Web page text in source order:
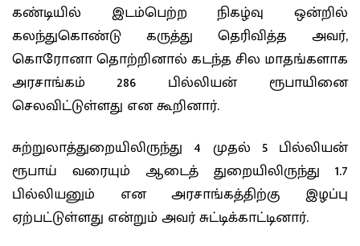
கண்டியில் இடம்பெற்ற நிகழ்வு ஒன்றில்
கலந்துகொண்டு கருத்து தெரிவித்த அவர்,
கொரோனா தொற்றினால் கடந்த சில மாதங்களாக
அரசாங்கம் 286 பில்லியன் ரூபாயினை
செலவிட்டுள்ளது என கூறினார்.
சுற்றுலாத்துறையிலிருந்து 4 முதல் 5 பில்லியன்
ரூபாய் வரையும் ஆடைத் துறையிலிருந்து 1.7
பில்லியனும் என அரசாங்கத்திற்கு இழப்பு
ஏற்பட்டுள்ளது என்றும் அவர் சுட்டிக்காட்டினார்.